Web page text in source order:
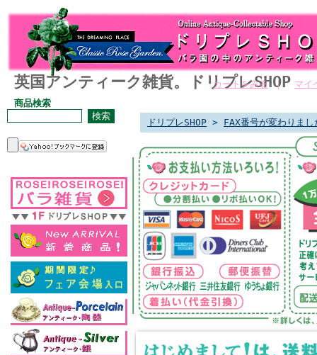
英国アンティーク雑貨。ドリプレSHOP
カートをみる｜ マイ
商品検索
ドリプレSHOP > FAX番号が変わり